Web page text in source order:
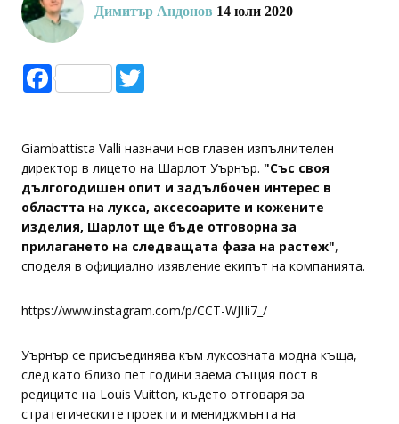
Димитър Андонов 14 юли 2020
Facebook
Giambattista Valli назначи нов главен изпълнителен
директор в лицето на Шарлот Уърнър. "Със своя
дългогодишен опит и задълбочен интерес в
областта на лукса, аксесоарите и кожените
изделия, Шарлот ще бъде отговорна за
прилагането на следващата фаза на растеж",
споделя в официално изявление екипът на компанията.
https://www.instagram.com/p/CCT-WJIIi7_/
Уърнър се присъединява към луксозната модна къща,
след като близо пет години заема същия пост в
редиците на Louis Vuitton, където отговаря за
стратегическите проекти и мениджмънта на